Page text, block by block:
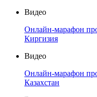
Видео
Онлайн-марафон
Киргизия
Видео
Онлайн-марафон
Казахстан